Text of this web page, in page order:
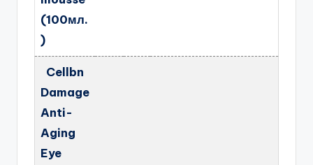
(100мл.
)
Cellbn
Damage
Anti-
Aging
Eye